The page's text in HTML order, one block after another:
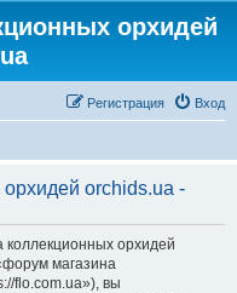
орхидей
Вход
Регистрация
orchids.ua -
орхидей
магазина
flo.com.ua»), вы